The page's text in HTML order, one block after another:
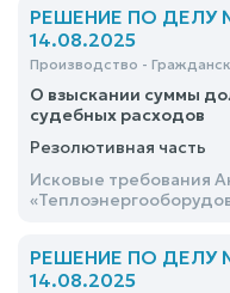
рублей 00 коп., сумма
1815 рублей 00 коп
РЕШЕНИЕ ПО ДЕЛУ
14.08.2025
Производство -
О взыскании суммы
судебных расходов
Резолютивная часть
Исковые требования
РЕШЕНИЕ ПО ДЕЛУ
14.08.2025